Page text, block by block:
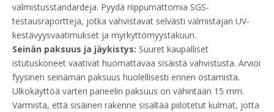
valmistusstandardeja. Pyydä riippumattomia SGS-
testausraportteja, jotka vahvistavat selvästi valmistajan UV-
kestävyysvaatimukset ja myrkyttömyystakuun.
Seinän paksuus ja jäykistys: Suuret kaupalliset
istutuskoneet vaativat huomattavaa sisäistä vahvistusta. Arvioi
fyysinen seinämän paksuus huolellisesti ennen ostamista.
Ulkokäyttöä varten paneelin paksuus on vähintään 15 mm.
Varmista, että sisäinen rakenne sisältää piilotetut kulmat, jotta